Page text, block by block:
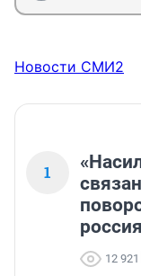
Новости СМИ2
1
12 921